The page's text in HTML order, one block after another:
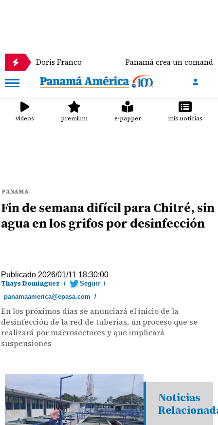
Franco Panamá crea un comando conjunto
videos premium e-papper mis noticias
PANAMÁ
Fin de semana difícil para Chitré, sin
agua en los grifos por desinfección
Publicado 2026/01/11 18:30:00
Thays Domínguez / Seguir /
panamaamerica@epasa.com /
En los próximos días se anunciará el inicio de la
desinfección de la red de tuberías, un proceso que se
realizará por macrosectores y que implicará
suspensiones
Noticias